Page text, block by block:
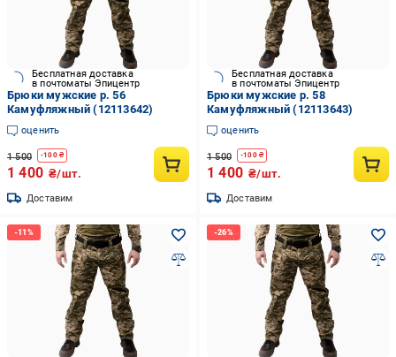
Бесплатная доставка
в почтоматы Эпицентр
Брюки мужские р. 56
Камуфляжный (12113642)
оценить
1 500 -100₴
1 400 ₴/шт.
Доставим
Бесплатная доставка
в почтоматы Эпицентр
Брюки мужские р. 58
Камуфляжный (12113643)
оценить
1 500 -100₴
1 400 ₴/шт.
Доставим